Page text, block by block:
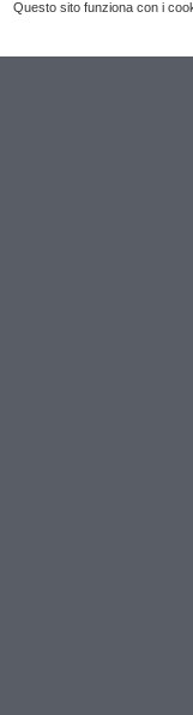
Questo sito funziona con i